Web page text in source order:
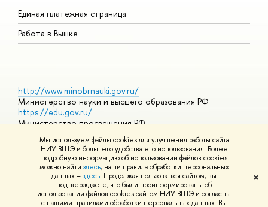
Мы используем файлы cookies для улучшения работы сайта
НИУ ВШЭ и большего удобства его использования. Более
подробную информацию об использовании файлов cookies
можно найти здесь, наши правила обработки персональных
данных –здесь. Продолжая пользоваться сайтом, вы
подтверждаете, что были проинформированы об
использовании файлов cookies сайтом НИУ ВШЭ и согласны
с нашими правилами обработки персональных данных. Вы
✖
Единая платежная страница
Работа в Вышке
http://www.minobrnauki.gov.ru/
Министерство науки и высшего образования РФ
https://edu.gov.ru/
Министерство просвещения РФ
Массовые открытые онлайн-курсы
© НИУ ВШЭ 1993–2026 Адреса и контактыУсловия
использования материалов Политика конфиденциальности